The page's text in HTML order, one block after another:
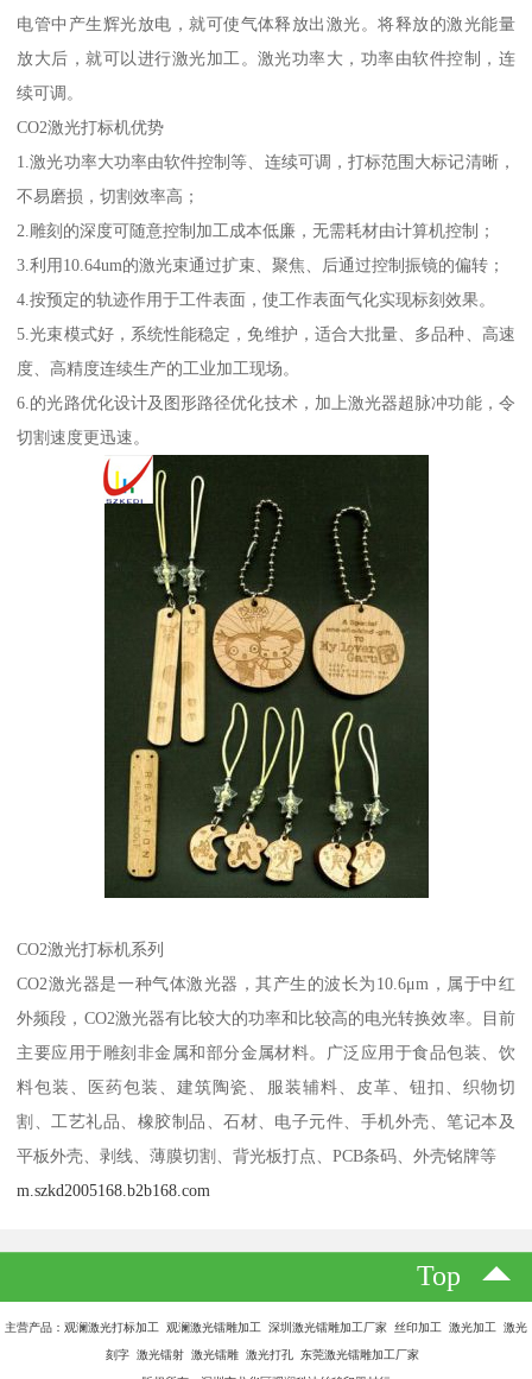
电管中产生辉光放电，就可使气体释放出激光。将释放的激光能量
放大后，就可以进行激光加工。激光功率大，功率由软件控制，连
续可调。
CO2激光打标机优势
1.激光功率大功率由软件控制等、连续可调，打标范围大标记清晰，
不易磨损，切割效率高；
2.雕刻的深度可随意控制加工成本低廉，无需耗材由计算机控制；
3.利用10.64um的激光束通过扩束、聚焦、后通过控制振镜的偏转；
4.按预定的轨迹作用于工件表面，使工作表面气化实现标刻效果。
5.光束模式好，系统性能稳定，免维护，适合大批量、多品种、高速
度、高精度连续生产的工业加工现场。
6.的光路优化设计及图形路径优化技术，加上激光器超脉冲功能，令
切割速度更迅速。
CO2激光打标机系列
CO2激光器是一种气体激光器，其产生的波长为10.6μm，属于中红
外频段，CO2激光器有比较大的功率和比较高的电光转换效率。目前
主要应用于雕刻非金属和部分金属材料。广泛应用于食品包装、饮
料包装、医药包装、建筑陶瓷、服装辅料、皮革、钮扣、织物切
割、工艺礼品、橡胶制品、石材、电子元件、手机外壳、笔记本及
平板外壳、剥线、薄膜切割、背光板打点、PCB条码、外壳铭牌等
m.szkd2005168.b2b168.com
Top
主营产品：观澜激光打标加工 观澜激光镭雕加工 深圳激光镭雕加工厂家 丝印加工 激光加工 激光
刻字 激光镭射 激光镭雕 激光打孔 东莞激光镭雕加工厂家